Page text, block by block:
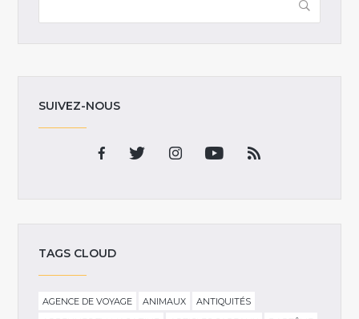
SUIVEZ-NOUS
TAGS CLOUD
AGENCE DE VOYAGE ANIMAUX
ANTIQUITÉS